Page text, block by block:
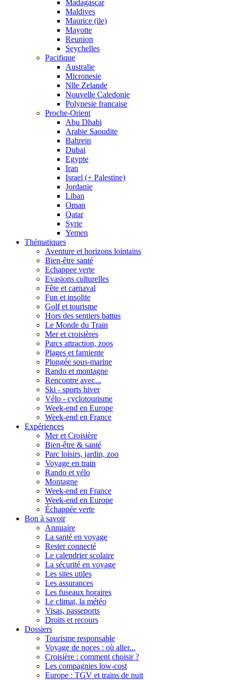
Madagascar
Maldives
Maurice (ile)
Mayotte
Reunion
Seychelles
Pacifique
Australie
Micronesie
Nlle Zelande
Nouvelle Caledonie
Polynesie francaise
Proche-Orient
Abu Dhabi
Arabie Saoudite
Bahrein
Dubai
Egypte
Iran
Israel (+ Palestine)
Jordanie
Liban
Oman
Qatar
Syrie
Yemen
Thématiques
Aventure et horizons lointains
Bien-être santé
Echappee verte
Evasions culturelles
Fête et carnaval
Fun et insolite
Golf et tourisme
Hors des sentiers battus
Le Monde du Train
Mer et croisières
Parcs attraction, zoos
Plages et farniente
Plongée sous-marine
Rando et montagne
Rencontre avec...
Ski - sports hiver
Vélo - cyclotourisme
Week-end en Europe
Week-end en France
Expériences
Mer et Croisière
Bien-être & santé
Parc loisirs, jardin, zoo
Voyage en train
Rando et vélo
Montagne
Week-end en France
Week-end en Europe
Échappée verte
Bon à savoir
Annuaire
La santé en voyage
Rester connecté
Le calendrier scolaire
La sécurité en voyage
Les sites utiles
Les assurances
Les fuseaux horaires
Le climat, la météo
Visas, passeports
Droits et recours
Dossiers
Tourisme responsable
Voyage de noces : où aller...
Croisière : comment choisir ?
Les compagnies low-cost
Europe : TGV et trains de nuit